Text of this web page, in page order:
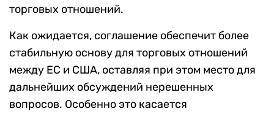
торговых отношений.
Как ожидается, соглашение обеспечит более
стабильную основу для торговых отношений
между ЕС и США, оставляя при этом место для
дальнейших обсуждений нерешенных
вопросов. Особенно это касается